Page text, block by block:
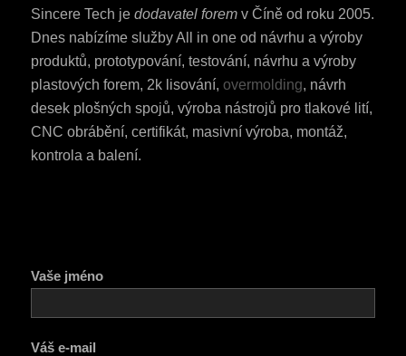
Sincere Tech je dodavatel foremv Číně od roku 2005.
Dnes nabízíme služby All in one od návrhu a výroby
produktů, prototypování, testování, návrhu a výroby
plastových forem, 2k lisování, overmolding, návrh
desek plošných spojů, výroba nástrojů pro tlakové lití,
CNC obrábění, certifikát, masivní výroba, montáž,
kontrola a balení.
Vaše jméno
Váš e-mail